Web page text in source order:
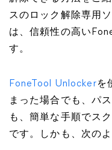
スのロック解除専用
は、信頼性の高い
す。
FoneTool Unlockerを
まった場合でも、パ
も、簡単な手順でス
です。しかも、次の